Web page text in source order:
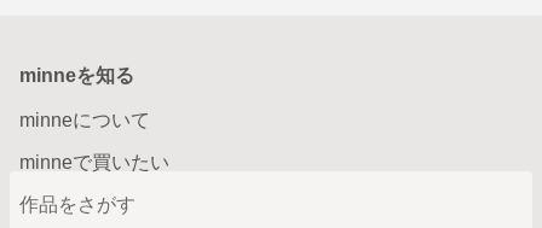
minneを知る
minneについて
minneで買いたい
作品をさがす